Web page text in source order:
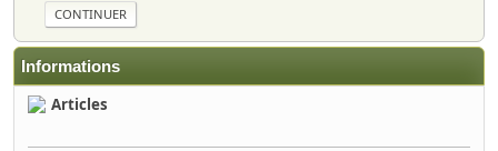
Informations
Articles